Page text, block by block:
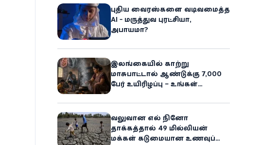
புதிய வைரஸ்களை வடிவமைத்த
AI - மருத்துவ புரட்சியா,
அபாயமா?
இலங்கையில் காற்று
மாசுபாட்டால் ஆண்டுக்கு 7,000
பேர் உயிரிழப்பு – உங்கள்
ஆபத்து!
வலுவான எல் நினோ
தாக்கத்தால் 49 மில்லியன்
மக்கள் கடுமையான உணவுப்